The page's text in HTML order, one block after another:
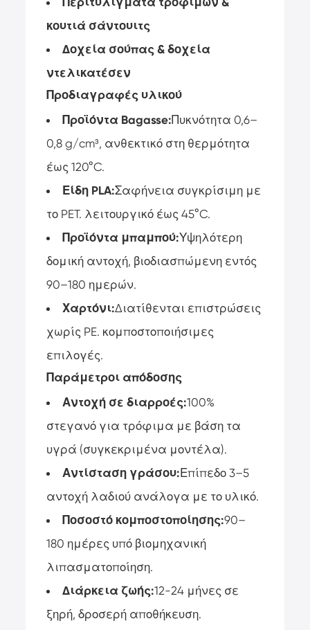
κουτιά σάντουιτς
Δοχεία σούπας & δοχεία
ντελικατέσεν
Προδιαγραφές υλικού
Προϊόντα Bagasse:Πυκνότητα 0,6–
0,8 g/cm³, ανθεκτικό στη θερμότητα
έως 120°C.
Είδη PLA:Σαφήνεια συγκρίσιμη με
το PET. λειτουργικό έως 45°C.
Προϊόντα μπαμπού:Υψηλότερη
δομική αντοχή, βιοδιασπώμενη εντός
90–180 ημερών.
Χαρτόνι:Διατίθενται επιστρώσεις
χωρίς PE. κομποστοποιήσιμες
επιλογές.
Παράμετροι απόδοσης
Αντοχή σε διαρροές:100%
στεγανό για τρόφιμα με βάση τα
υγρά (συγκεκριμένα μοντέλα).
Αντίσταση γράσου:Επίπεδο 3–5
αντοχή λαδιού ανάλογα με το υλικό.
Ποσοστό κομποστοποίησης:90–
180 ημέρες υπό βιομηχανική
λιπασματοποίηση.
Διάρκεια ζωής:12-24 μήνες σε
ξηρή, δροσερή αποθήκευση.